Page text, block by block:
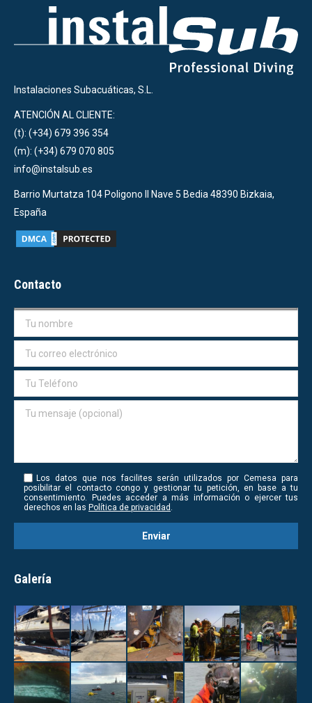
Instalaciones Subacuáticas, S.L.
ATENCIÓN AL CLIENTE:
(t): (+34) 679 396 354
(m): (+34) 679 070 805
info@instalsub.es
Barrio Murtatza 104 Poligono II Nave 5 Bedia 48390 Bizkaia,
España
Contacto
Los datos que nos facilites serán utilizados por Cemesa para
posibilitar el contacto congo y gestionar tu petición, en base a tu
consentimiento. Puedes acceder a más información o ejercer tus
derechos en las Política de privacidad .
Galería